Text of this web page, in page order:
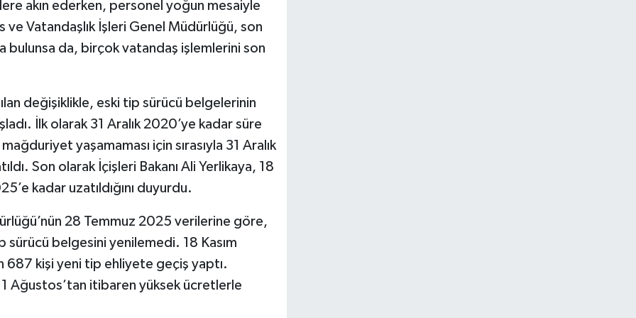
akın ederken, personel yoğun mesaiyle
ve Vatandaşlık İşleri Genel Müdürlüğü, son
bulunsa da, birçok vatandaş işlemlerini son
değişiklikle, eski tip sürücü belgelerinin
İlk olarak 31 Aralık 2020’ye kadar süre
yaşamaması için sırasıyla 31 Aralık
Son olarak İçişleri Bakanı Ali Yerlikaya, 18
kadar uzatıldığını duyurdu.
28 Temmuz 2025 verilerine göre,
belgesini yenilemedi. 18 Kasım
687 kişi yeni tip ehliyete geçiş yaptı.
Ağustos’tan itibaren yüksek ücretlerle